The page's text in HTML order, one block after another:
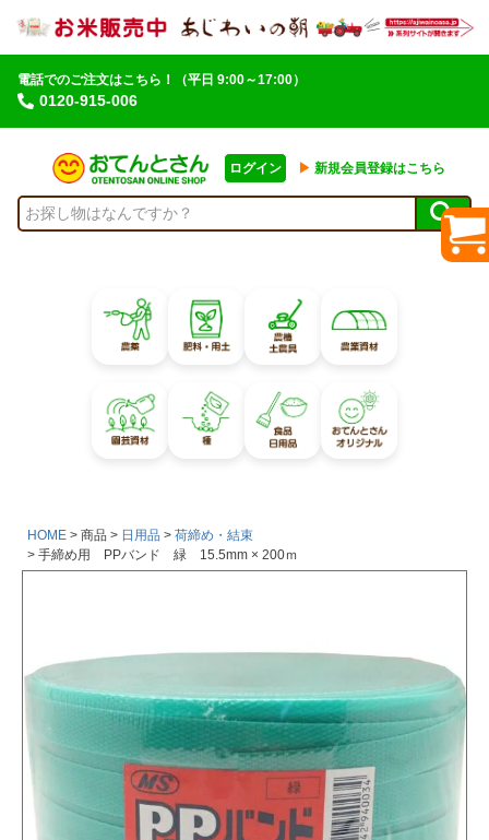
電話でのご注文はこちら！
0120-915-006
（平日 9:00～17:00）
ログイン ▶︎ 新規会員登録はこちら
HOME 商品 日用品
荷締め・結束
手締め用 PPバンド 緑 15.5mm × 200ｍ